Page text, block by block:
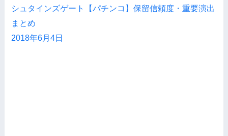
シュタインズゲート【パチンコ】保留信頼度・重要演出
まとめ
2018年6月4日